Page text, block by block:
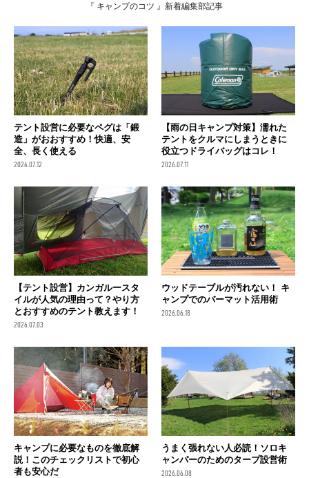
『 キャンプのコツ 』新着編集部記事
テント設営に必要なペグは「鍛
造」がおおすすめ！快適、安
全、長く使える
2026.07.12
【雨の日キャンプ対策】濡れた
テントをクルマにしまうときに
役立つドライバッグはコレ！
2026.07.11
【テント設営】カンガルースタ
イルが人気の理由って？やり方
とおすすめのテント教えます！
2026.07.03
ウッドテーブルが汚れない！ キ
ャンプでのバーマット活用術
2026.06.18
キャンプに必要なものを徹底解
説！このチェックリストで初心
者も安心だ
うまく張れない人必読！ソロキ
ャンパーのためのタープ設営術
2026.06.08